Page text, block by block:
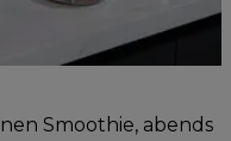
Smoothie, abends